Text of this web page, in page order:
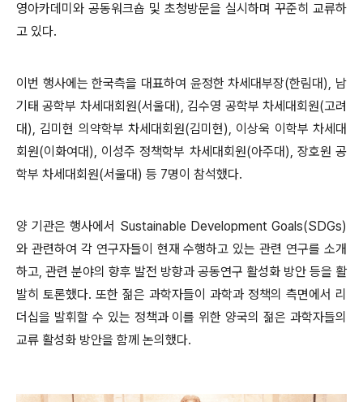
영아카데미와 공동워크숍 및 초청방문을 실시하며 꾸준히 교류하
고 있다.
이번 행사에는 한국측을 대표하여 윤정한 차세대부장(한림대), 남
기태 공학부 차세대회원(서울대), 김수영 공학부 차세대회원(고려
대), 김미현 의약학부 차세대회원(김미현), 이상욱 이학부 차세대
회원(이화여대), 이성주 정책학부 차세대회원(아주대), 장호원 공
학부 차세대회원(서울대) 등 7명이 참석했다.
양 기관은 행사에서 Sustainable Development Goals(SDGs)
와 관련하여 각 연구자들이 현재 수행하고 있는 관련 연구를 소개
하고, 관련 분야의 향후 발전 방향과 공동연구 활성화 방안 등을 활
발히 토론했다. 또한 젊은 과학자들이 과학과 정책의 측면에서 리
더십을 발휘할 수 있는 정책과 이를 위한 양국의 젊은 과학자들의
교류 활성화 방안을 함께 논의했다.